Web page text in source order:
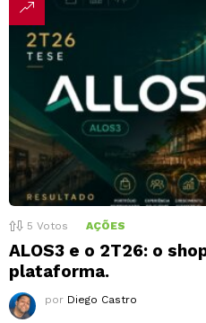
5 Votos AÇÕES
ALOS3 e o 2T26: o
plataforma.
por Diego Castro